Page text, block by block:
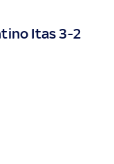
Itas 3-2